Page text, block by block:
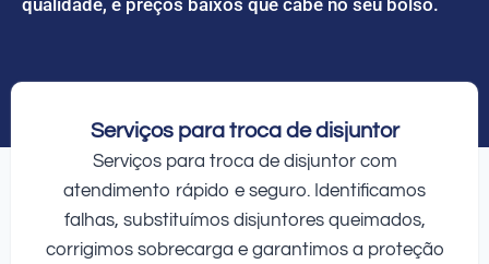
Serviços para troca de disjuntor
Serviços para troca de disjuntor com
atendimento rápido e seguro. Identificamos
falhas, substituímos disjuntores queimados,
corrigimos sobrecarga e garantimos a proteção